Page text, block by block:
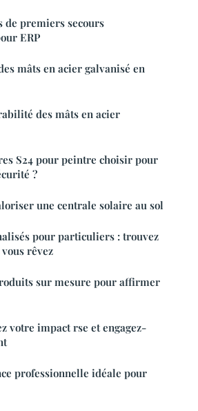
de premiers secours
ERP
mâts en acier galvanisé en
des mâts en acier
S24 pour peintre choisir pour
?
une centrale solaire au sol
pour particuliers : trouvez
rêvez
sur mesure pour affirmer
votre impact rse et engagez-
professionnelle idéale pour